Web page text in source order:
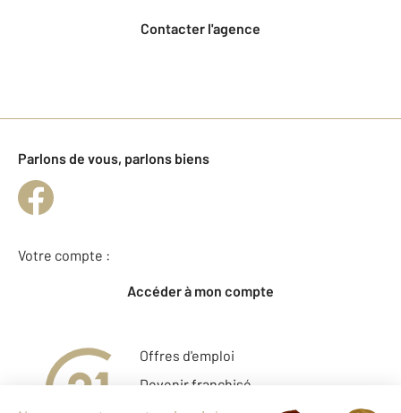
Contacter l'agence
Parlons de vous, parlons biens
Votre compte :
Accéder à mon compte
Offres d'emploi
Devenir franchisé